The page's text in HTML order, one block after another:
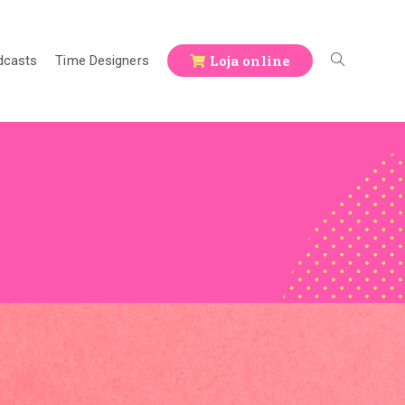
Time Designers Loja online